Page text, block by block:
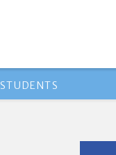
STUDENTS